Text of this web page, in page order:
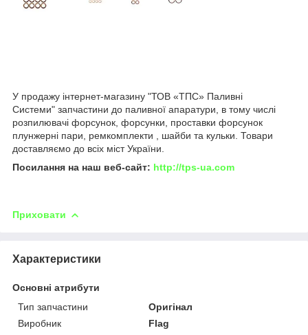
У продажу інтернет-магазину "ТОВ «ТПС» Паливні
Системи" запчастини до паливної апаратури, в тому числі
розпилювачі форсунок, форсунки, проставки форсунок
плунжерні пари, ремкомплекти , шайби та кульки. Товари
доставляємо до всіх міст України.
Посилання на наш веб-сайт: http://tps-ua.com
Приховати
Характеристики
Основні атрибути
Тип запчастини
Оригінал
Виробник
Flag